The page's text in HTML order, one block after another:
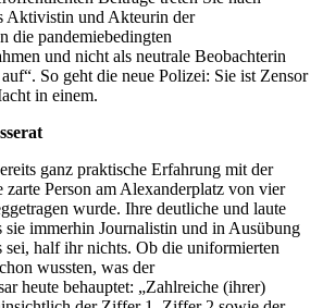
Aktivistin und Akteurin der
die pandemiebedingten
und nicht als neutrale Beobachterin
So geht die neue Polizei: Sie ist Zensor
in einem.
ganz praktische Erfahrung mit der
Person am Alexanderplatz von vier
wurde. Ihre deutliche und laute
sie immerhin Journalistin und in Ausübung
sei, half ihr nichts. Ob die uniformierten
wussten, was der
heute behauptet: „Zahlreiche (ihrer)